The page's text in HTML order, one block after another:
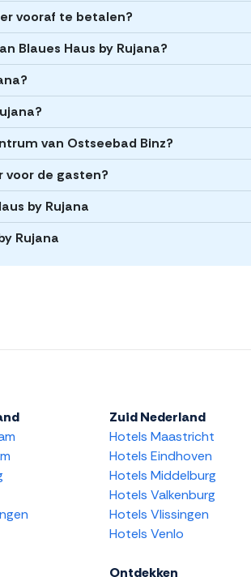
vooraf te betalen?
Blaues Haus by Rujana?
van Ostseebad Binz?
voor de gasten?
by Rujana
Rujana
Zuid Nederland
Hotels Maastricht
Hotels Eindhoven
Hotels Middelburg
Hotels Valkenburg
Hotels Vlissingen
Hotels Venlo
Ontdekken